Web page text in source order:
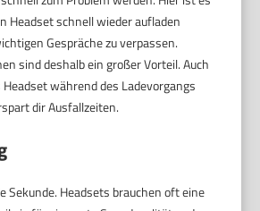
Headset schnell wieder aufladen
Gespräche zu verpassen.
sind deshalb ein großer Vorteil. Auch
während des Ladevorgangs
dir Ausfallzeiten.
Sekunde. Headsets brauchen oft eine